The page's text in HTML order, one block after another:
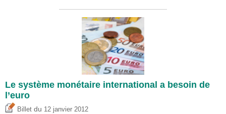
Le système monétaire international a besoin de
l’euro
Billet du 12 janvier 2012